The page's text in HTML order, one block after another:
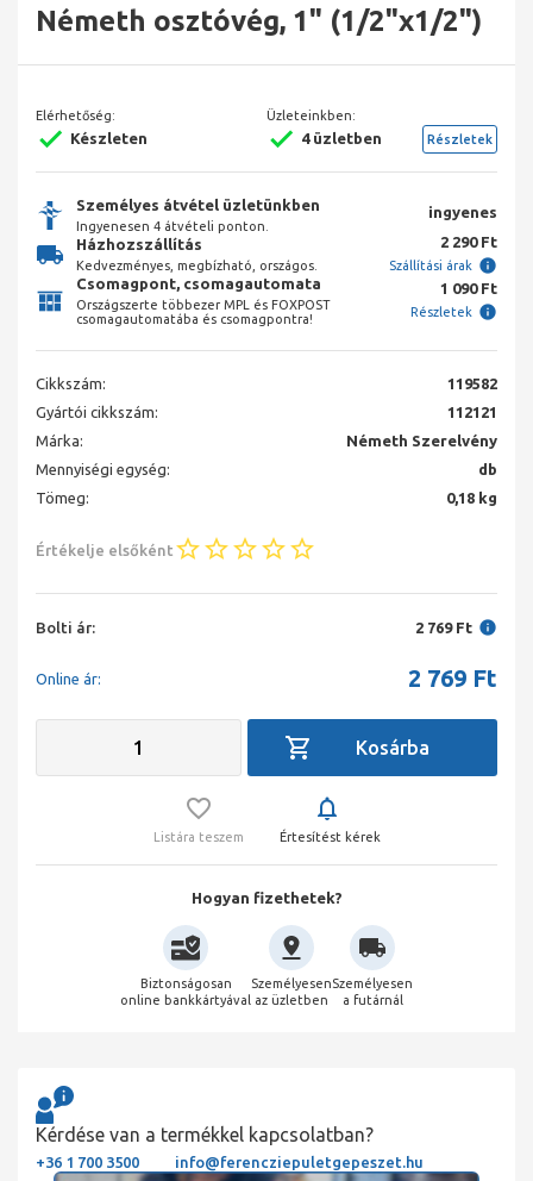
Németh osztóvég, 1" (1/2"x1/2")
Elérhetőség:
Készleten
Üzleteinkben:
4 üzletben Részletek
Személyes átvétel üzletünkben
Ingyenesen 4 átvételi ponton.
ingyenes
Házhozszállítás
Kedvezményes, megbízható, országos.
2 290 Ft
Szállítási árak
Csomagpont, csomagautomata
Országszerte többezer MPL és FOXPOST
csomagautomatába és csomagpontra!
1 090 Ft
Részletek
Cikkszám:
119582
Gyártói cikkszám:
112121
Márka:
Németh Szerelvény
Mennyiségi egység:
db
Tömeg:
0,18 kg
Értékelje elsőként
Bolti ár: 2 769 Ft
Online ár: 2 769 Ft
Listára teszem Értesítést kérek
Hogyan fizethetek?
Biztonságosan
online bankkártyával
Személyesen
az üzletben
Személyesen
a futárnál
Kérdése van a termékkel kapcsolatban?
+36 1 700 3500 info@ferencziepuletgepeszet.hu